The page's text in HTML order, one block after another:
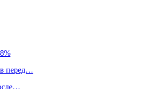
перед…